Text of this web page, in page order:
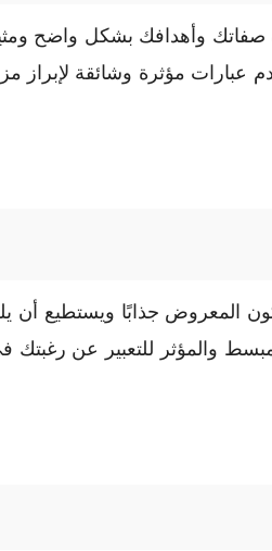
وأهدافك بشكل واضح
عبارات مؤثرة وشائقة لإبراز
المعروض جذابًا ويستطيع أن
والمؤثر للتعبير عن